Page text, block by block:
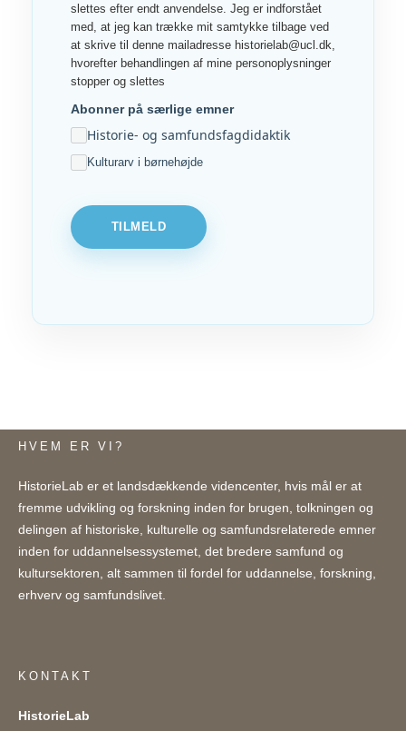
slettes efter endt anvendelse. Jeg er indforstået
med, at jeg kan trække mit samtykke tilbage ved
at skrive til denne mailadresse historielab@ucl.dk,
hvorefter behandlingen af mine personoplysninger
stopper og slettes
Abonner på særlige emner
Historie- og samfundsfagdidaktik
Kulturarv i børnehøjde
TILMELD
HVEM ER VI?
HistorieLab er et landsdækkende videncenter, hvis mål er at
fremme udvikling og forskning inden for brugen, tolkningen og
delingen af historiske, kulturelle og samfundsrelaterede emner
inden for uddannelsessystemet, det bredere samfund og
kultursektoren, alt sammen til fordel for uddannelse, forskning,
erhverv og samfundslivet.
KONTAKT
HistorieLab